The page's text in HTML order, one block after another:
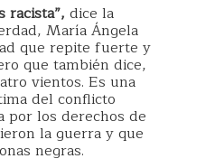
racista”, dice la
María Ángela
que repite fuerte y
que también dice,
vientos. Es una
del conflicto
por los derechos de
la guerra y que
negras.